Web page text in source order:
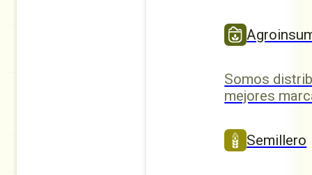
Somos
mejores
Semillero